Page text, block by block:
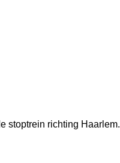
stoptrein richting Haarlem.